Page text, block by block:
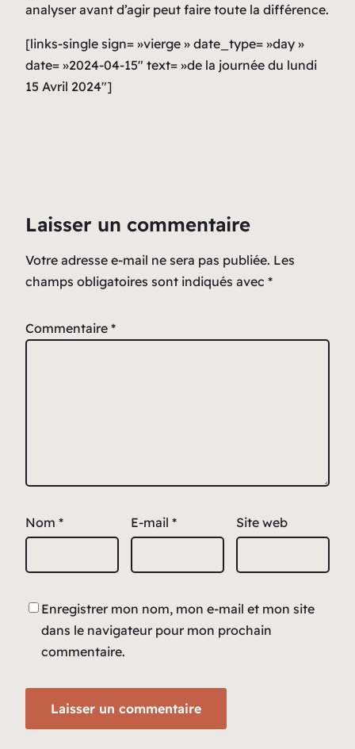
analyser avant d’agir peut faire toute la différence.
[links-single sign= »vierge » date_type= »day »
date= »2024-04-15″ text= »de la journée du lundi
15 Avril 2024″]
Laisser un commentaire
Votre adresse e-mail ne sera pas publiée. Les
champs obligatoires sont indiqués avec *
Commentaire *
Nom * E-mail * Site web
Enregistrer mon nom, mon e-mail et mon site
dans le navigateur pour mon prochain
commentaire.